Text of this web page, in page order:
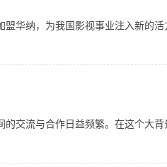
华纳，为我国影视事业注入新的
交流与合作日益频繁。在这个大